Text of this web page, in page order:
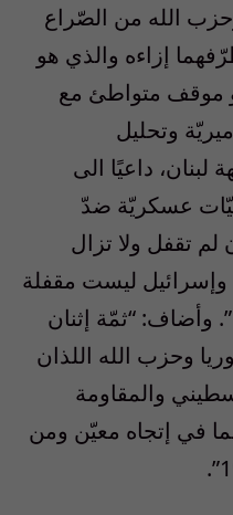
الله من الصّراع
إزاءه والذي هو
موقف متواطئ مع
وتحليل
داعيًا الى
عسكريّة ضدّ
لم تقفل ولا تزال
وإسرائيل ليست مقفلة
وأضاف: “ثمّة إثنان
وحزب الله اللذان
والمقاومة
في إتجاه معيّن ومن